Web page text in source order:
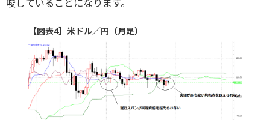
唆していることになります。
【図表4】米ドル／円（月足）